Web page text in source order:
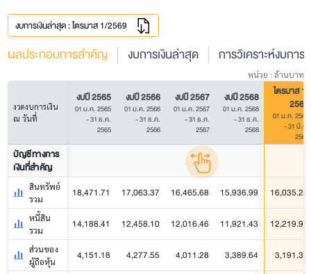
งบการเงินล่าสุด : ไตรมาส 1/2569
ผลประกอบการสำคัญ งบการเงินล่าสุด การวิเคราะห์งบการ
หน่วย : ล้านบาท
งวดงบการเงิน
ณ วันที่
งบปี 2565
01 ม.ค. 2565
- 31 ธ.ค.
2565
งบปี 2566
01 ม.ค. 2566
- 31 ธ.ค.
2566
งบปี 2567
01 ม.ค. 2567
- 31 ธ.ค.
2567
งบปี 2568
01 ม.ค. 2568
- 31 ธ.ค.
2568
ไตรมาส 1/
2569
01 ม.ค. 2569
- 31 มี.ค.
2569
บัญชีทางการ
เงินที่สำคัญ
สินทรัพย์
รวม
18,471.71 17,063.37 16,465.68 15,936.99 16,035.27
หนี้สิน
รวม
14,188.41 12,458.10 12,016.46 11,921.43 12,219.94
ส่วนของ
ผู้ถือหุ้น
4,151.18 4,277.55 4,011.28 3,389.64 3,191.31